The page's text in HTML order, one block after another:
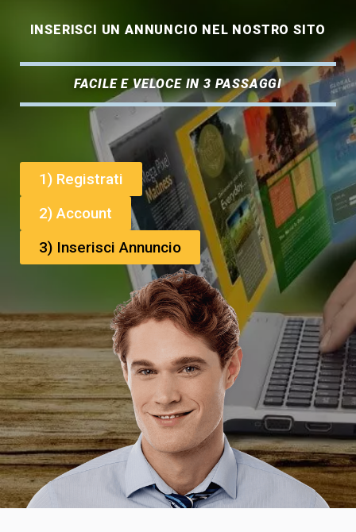
INSERISCI UN ANNUNCIO NEL NOSTRO SITO
FACILE E VELOCE IN 3 PASSAGGI
1) Registrati
2) Account
3) Inserisci Annuncio